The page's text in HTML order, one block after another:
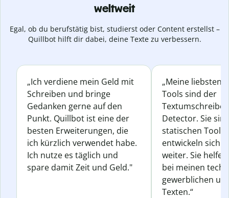
weltweit
Egal, ob du berufstätig bist, studierst oder Content erstellst –
Quillbot hilft dir dabei, deine Texte zu verbessern.
„Ich verdiene mein Geld mit
Schreiben und bringe
Gedanken gerne auf den
Punkt. Quillbot ist eine der
besten Erweiterungen, die
ich kürzlich verwendet habe.
Ich nutze es täglich und
spare damit Zeit und Geld."
„Meine liebsten
Tools sind der
Detector. Sie
statischen
entwickeln sich
weiter. Sie
bei meinen
gewerblichen
Texten.“